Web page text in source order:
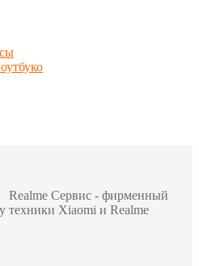
Realme Сервис - фирменный
техники Xiaomi и Realme